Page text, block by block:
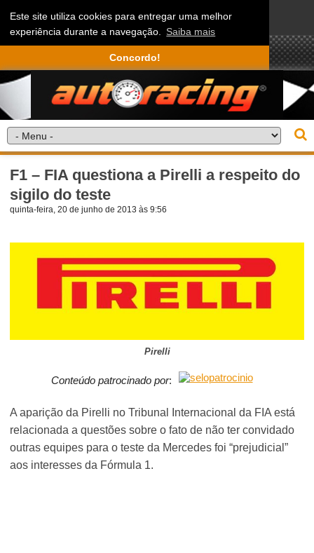
Este site utiliza cookies para entregar uma melhor
experiência durante a navegação. Saiba mais
Concordo!
F1 – FIA questiona a Pirelli a respeito do
sigilo do teste
quinta-feira, 20 de junho de 2013 às 9:56
Pirelli
Conteúdo patrocinado por:
A aparição da Pirelli no Tribunal Internacional da FIA está
relacionada a questões sobre o fato de não ter convidado
outras equipes para o teste da Mercedes foi “prejudicial”
aos interesses da Fórmula 1.